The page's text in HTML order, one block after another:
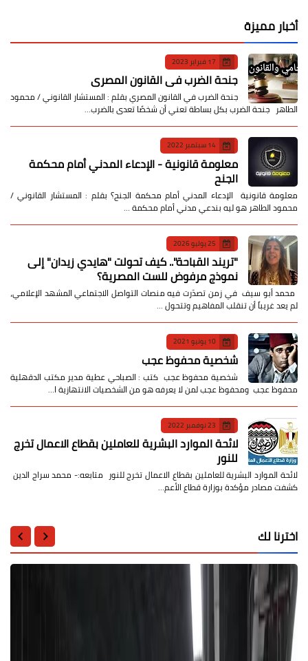
أخبار مميزة
17 فبراير 2023
جنحة الضرب في القانون المصري
جنحة الضرب في القانون المصري بقلم : المستشار القانوني / محمود
الطاهر جنحة الضرب بكل بساطة تعني أن شخصًا تعدى بالضرب…
14 سبتمبر 2022
معلومة قانونية - الإدعاء المدني أمام محكمة
الجنح
معلومة قانونية الإدعاء المدني أمام محكمة الجنح؟ بقلم : المستشار القانوني /
محمود الطاهر هو ليه بندعي مدني أمام محكمة …
25 يوليو 2026
​"تريند القباحة".. كيف تحولت "هايدي زيدان" إلى
نموذج مرفوض للست المصرية؟
​ محمد أبو سيف ​في زمن تصدّرت فيه منصات التواصل الاجتماعي المشهد الإعلامي،
لم يعد غريباً أن تنقلب المفاهيم وتتحول …
10 يونيو 2021
شخصية محفوظ عجب
شخصية محفوظ عجب كتب : الصباحي عطية مدير مكتب الدقهلية
محفوظ عجب ومحفوظ عجب لمن لا يعرفه هو من الشخصيات الانتهازية ا…
23 نوفمبر 2022
لائحة الموارد البشرية للعاملين بقطاع الاعمال تخرج
للنور
لائحة الموارد البشرية للعاملين بقطاع الاعمال تخرج للنور متابعه:- محمد سراج الدين
كشفت مصادر مؤكدة بوزارة قطاع الأعم…
اخترنا لك